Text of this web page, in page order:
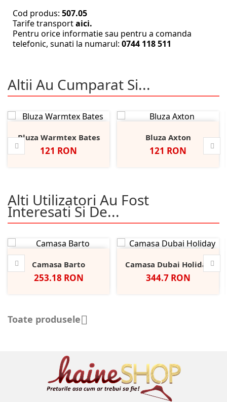
Cod produs: 507.05
Tarife transportaici.
Pentru orice informatie sau pentru a comanda
telefonic, sunati la numarul: 0744 118 511
Altii Au Cumparat Si...
Bluza Warmtex Bates
Pret
121 RON
Bluza Axton
Pret
121 RON
Alti Utilizatori Au Fost
Interesati Si De...
Camasa Barto
Pret
253.18 RON
Camasa Dubai Holiday
Pret
344.7 RON
Toate produsele